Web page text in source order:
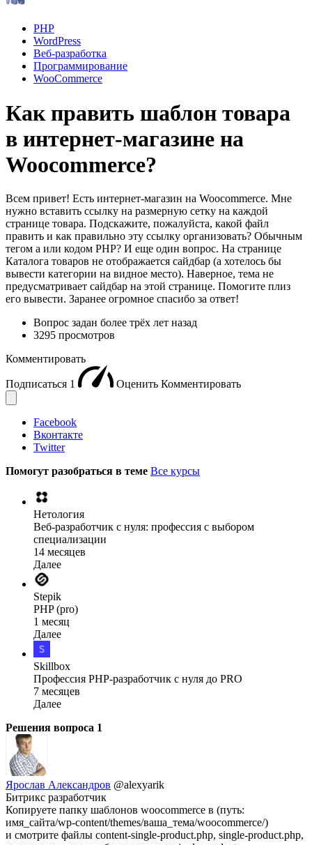
PHP
WordPress
Веб-разработка
Программирование
WooСommerce
Как править шаблон товара
в интернет-магазине на
Woocommerce?
Всем привет! Есть интернет-магазин на Woocommerce. Мне
нужно вставить ссылку на размерную сетку на каждой
странице товара. Подскажите, пожалуйста, какой файл
править и как правильно эту ссылку организовать? Обычным
тегом а или кодом PHP? И еще один вопрос. На странице
Каталога товаров не отображается сайдбар (а хотелось бы
вывести категории на видное место). Наверное, тема не
предусматривает сайдбар на этой странице. Помогите плиз
его вывести. Заранее огромное спасибо за ответ!
Вопрос задан более трёх лет назад
3295 просмотров
Комментировать
Подписаться 1 Оценить Комментировать
Facebook
Вконтакте
Twitter
Помогут разобраться в теме Все курсы
Нетология
Веб-разработчик с нуля: профессия с выбором
специализации
14 месяцев
Далее
Stepik
PHP (pro)
1 месяц
Далее
Skillbox
Профессия PHP-разработчик с нуля до PRO
7 месяцев
Далее
Решения вопроса 1
Ярослав Александров @alexyarik
Битрикс разработчик
Копируете папку шаблонов woocommerce в (путь:
имя_сайта/wp-content/themes/ваша_тема/woocommerce/)
и смотрите файлы content-single-product.php, single-product.php,